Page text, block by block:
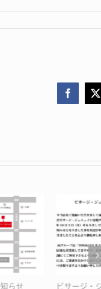
Facebook
X
更新：予約システム変更